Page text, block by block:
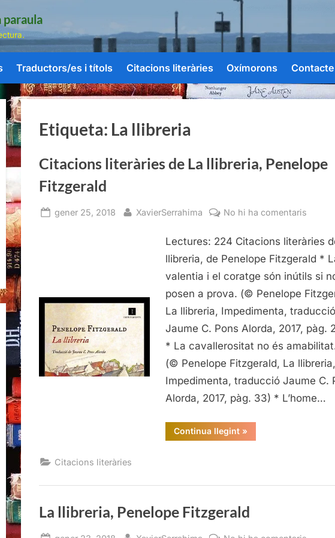
paraula
Traductors/es i títols Citacions literàries Oxímorons Contacte
Etiqueta: La llibreria
Citacions literàries de La llibreria, Penelope
Fitzgerald
Posted
gener 25, 2018 By
XavierSerrahima No hi ha comentaris
de
La
Lectures: 224 Citacions literàries
llibreria, de Penelope Fitzgerald *
valentia i el coratge són inútils si
posen a prova. (© Penelope
La llibreria, Impedimenta, traducció
Jaume C. Pons Alorda, 2017, pàg.
* La cavallerositat no és
(© Penelope Fitzgerald, La llibreria,
Impedimenta, traducció Jaume C.
Alorda, 2017, pàg. 33) * L’home…
Continua llegint“Citacions
literàries
»
Citacions literàries
La llibreria, Penelope Fitzgerald